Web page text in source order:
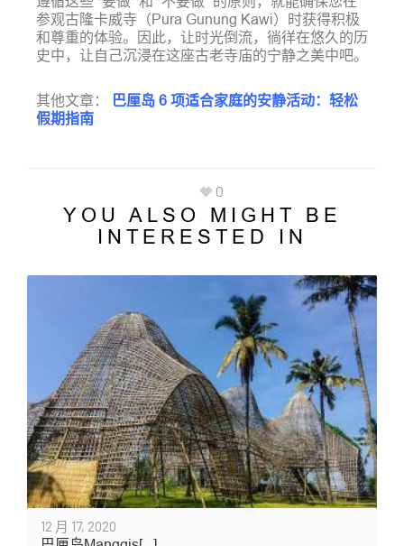
参观古隆卡威寺（Pura Gunung Kawi）时获得积极
和尊重的体验。因此，让时光倒流，徜徉在悠久的历
史中，让自己沉浸在这座古老寺庙的宁静之美中吧。
其他文章：
巴厘岛 6 项适合家庭的安静活动：轻松
假期指南
0
YOU ALSO MIGHT BE
INTERESTED IN
12 月 17, 2020